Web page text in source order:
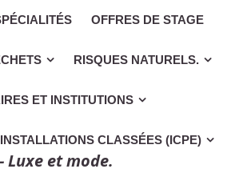
OFFRES DE STAGE
RISQUES NATURELS.
ET INSTITUTIONS
INSTALLATIONS CLASSÉES (ICPE)
et mode.